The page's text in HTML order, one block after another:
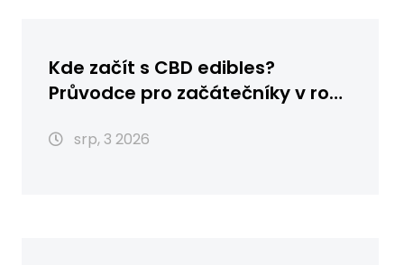
Kde začít s CBD edibles?
Průvodce pro začátečníky v roce
srp, 3 2026